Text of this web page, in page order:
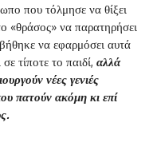
που τόλμησε να θίξει
«θράσος» να παρατηρήσει
να εφαρμόσει αυτά
τίποτε το παιδί, αλλά
νέες γενιές
πατούν ακόμη κι επί